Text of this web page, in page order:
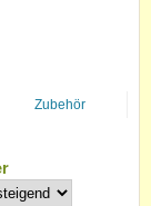
Zubehör